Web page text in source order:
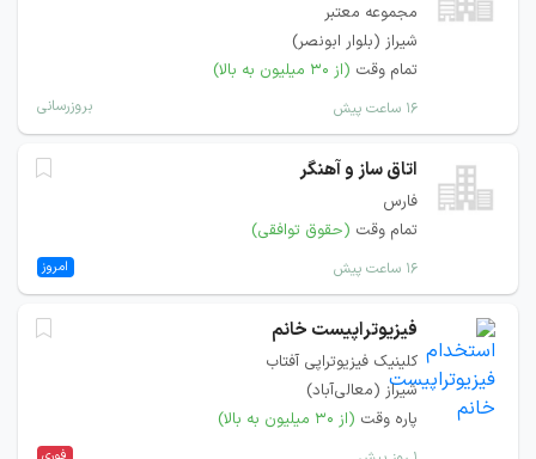
مجموعه معتبر
شیراز (بلوار ابونصر)
تمام وقت (از ۳۰ میلیون به بالا)
۱۶ ساعت پیش بروزرسانی
اتاق ساز و آهنگر
فارس
تمام وقت (حقوق توافقی)
۱۶ ساعت پیش امروز
فیزیوتراپیست خانم
کلینیک فیزیوتراپی آفتاب
شیراز (معالی‌آباد)
پاره وقت (از ۳۰ میلیون به بالا)